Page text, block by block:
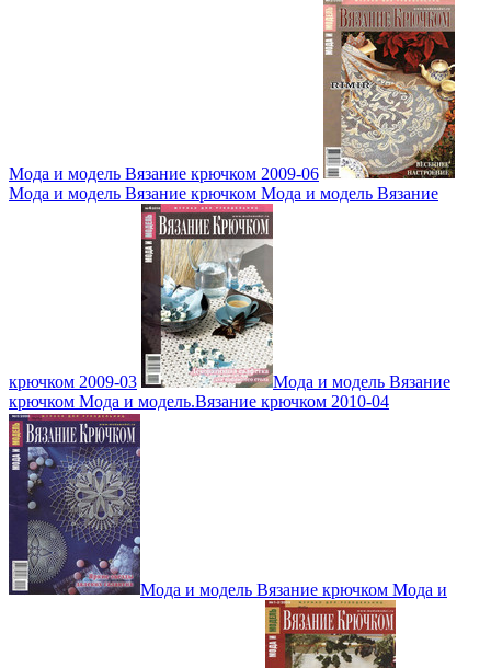
Мода и модель Вязание крючком 2009-06
Мода и модель Вязание крючком Мода и модель Вязание
крючком 2009-03
Мода и модель Вязание
крючком Мода и модель.Вязание крючком 2010-04
Мода и модель Вязание крючком Мода и